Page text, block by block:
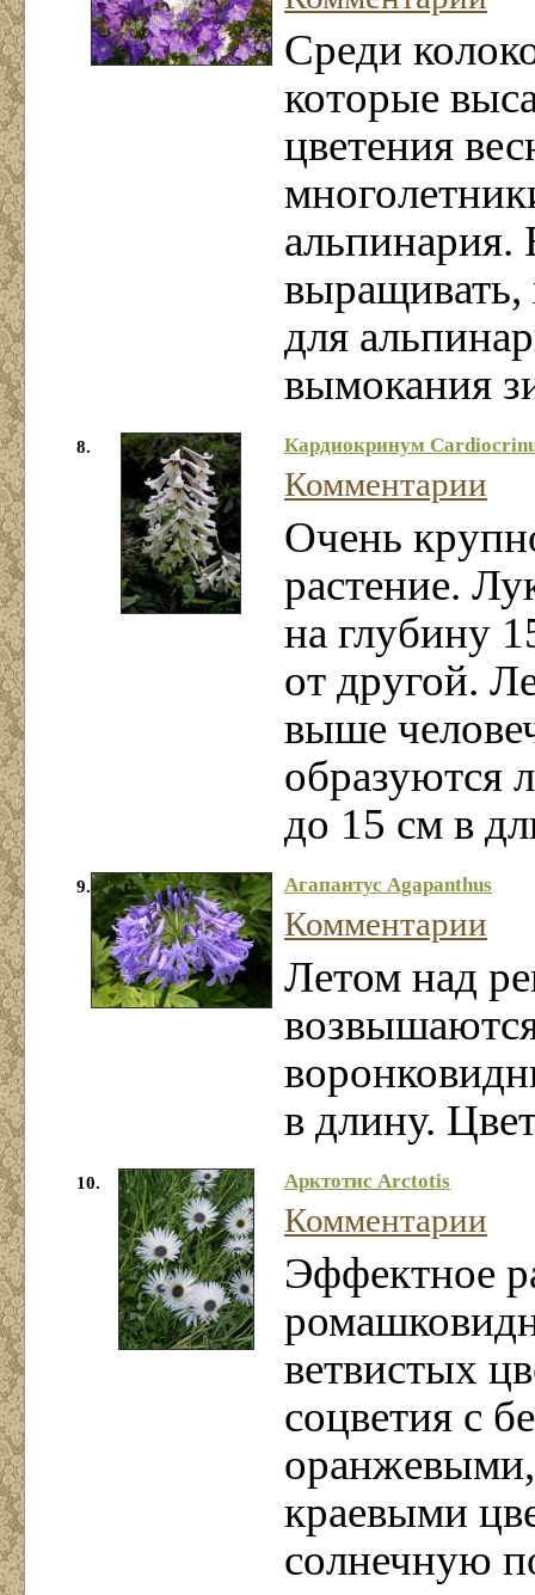
Среди
которые
цветения
альпинария.
выращивать,
для
вымокания
8. Кардиокринум
Комментарии
Очень
растение.
на глубину
от другой.
выше
образуются
до 15 см в
9. Агапантус Agapanthus
Комментарии
Летом над
в длину.
10. Арктотис Arctotis
Комментарии
Эффектное
ветвистых
соцветия с
краевыми
солнечную